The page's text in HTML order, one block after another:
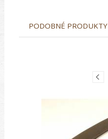
PODOBNÉ PRODUKTY